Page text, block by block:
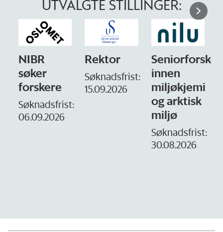
UTVALGTE STILLINGER:
NIBR
søker
forskere
Søknadsfrist:
06.09.2026
Rektor
Søknadsfrist:
15.09.2026
Seniorforsker
innen
miljøkjemi
og arktisk
miljø
Søknadsfrist:
30.08.2026